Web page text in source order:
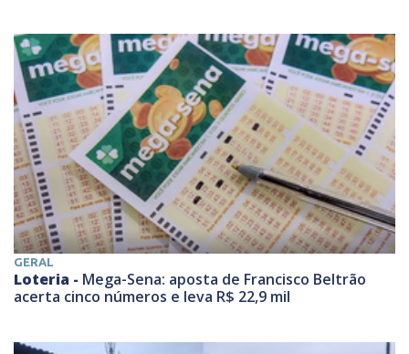
GERAL
Loteria - Mega-Sena: aposta de Francisco Beltrão
acerta cinco números e leva R$ 22,9 mil